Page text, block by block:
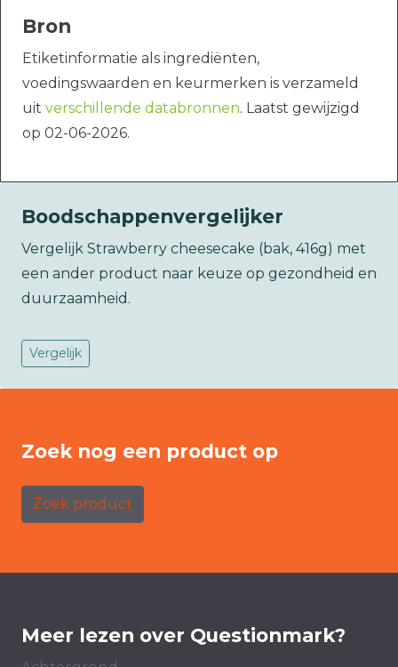
Bron
Etiketinformatie als ingrediënten,
voedingswaarden en keurmerken is verzameld
uit verschillende databronnen. Laatst gewijzigd
op 02-06-2026.
Boodschappenvergelijker
Vergelijk Strawberry cheesecake (bak, 416g) met
een ander product naar keuze op gezondheid en
duurzaamheid.
Vergelijk
Zoek nog een product op
Zoek product
Meer lezen over Questionmark?